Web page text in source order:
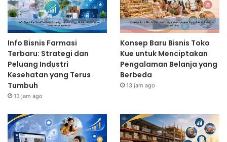
Info Bisnis Farmasi
Terbaru: Strategi dan
Peluang Industri
Kesehatan yang Terus
Tumbuh
13 jam ago
Konsep Baru Bisnis Toko
Kue untuk Menciptakan
Pengalaman Belanja yang
Berbeda
13 jam ago